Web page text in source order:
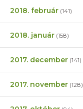
2018. február (141)
2018. január (158)
2017. december (141)
2017. november (128)